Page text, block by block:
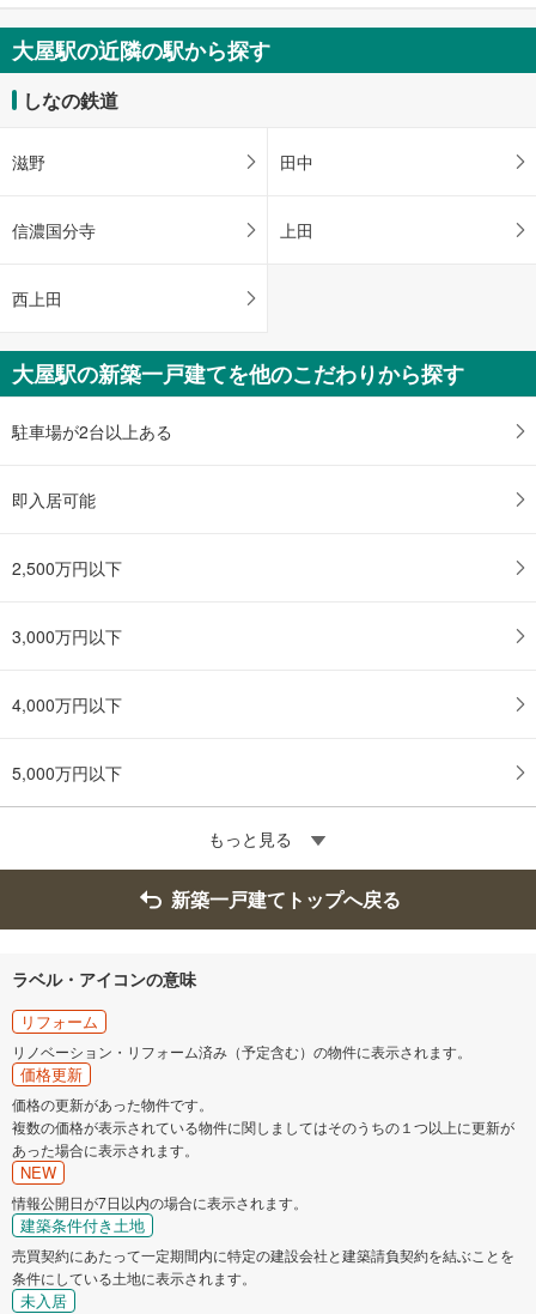
大屋駅の近隣の駅から探す
しなの鉄道
滋野 田中
信濃国分寺 上田
西上田
大屋駅の新築一戸建てを他のこだわりから探す
駐車場が2台以上ある
即入居可能
2,500万円以下
3,000万円以下
4,000万円以下
5,000万円以下
もっと見る
新築一戸建てトップへ戻る
ラベル・アイコンの意味
リフォーム
リノベーション・リフォーム済み（予定含む）の物件に表示されます。
価格更新
価格の更新があった物件です。
複数の価格が表示されている物件に関しましてはそのうちの１つ以上に更新が
あった場合に表示されます。
NEW
情報公開日が7日以内の場合に表示されます。
建築条件付き土地
売買契約にあたって一定期間内に特定の建設会社と建築請負契約を結ぶことを
条件にしている土地に表示されます。
未入居